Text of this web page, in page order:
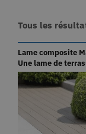
Tous les
Lame composite
Une lame de